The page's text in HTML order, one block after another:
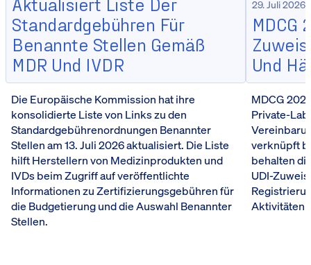
Standardgebühren Für
Benannte Stellen Gemäß
MDR Und IVDR
Die Europäische Kommission hat ihre
konsolidierte Liste von Links zu den
Standardgebührenordnungen Benannter
Stellen am 13. Juli 2026 aktualisiert. Die Liste
hilft Herstellern von Medizinprodukten und
IVDs beim Zugriff auf veröffentlichte
Informationen zu Zertifizierungsgebühren für
die Budgetierung und die Auswahl Benannter
Stellen.
29. Juli 2026
MDCG
Und
MDCG
Private-
verknüpft
behalten
UDI-
Aktivitäten